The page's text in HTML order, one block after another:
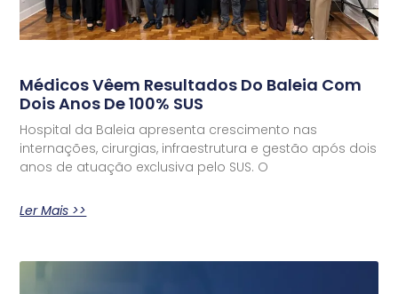
Médicos Vêem Resultados Do Baleia Com
Dois Anos De 100% SUS
Hospital da Baleia apresenta crescimento nas
internações, cirurgias, infraestrutura e gestão após dois
anos de atuação exclusiva pelo SUS. O
Ler Mais >>